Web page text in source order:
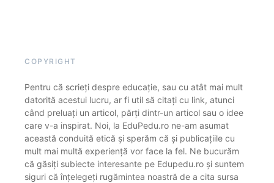
COPYRIGHT
Pentru că scrieți despre educație, sau cu atât mai mult
datorită acestui lucru, ar fi util să citați cu link, atunci
când preluați un articol, părți dintr-un articol sau o idee
care v-a inspirat. Noi, la EduPedu.ro ne-am asumat
această conduită etică și sperăm că și publicațiile cu
mult mai multă experiență vor face la fel. Ne bucurăm
că găsiți subiecte interesante pe Edupedu.ro și suntem
siguri că înțelegeți rugămintea noastră de a cita sursa